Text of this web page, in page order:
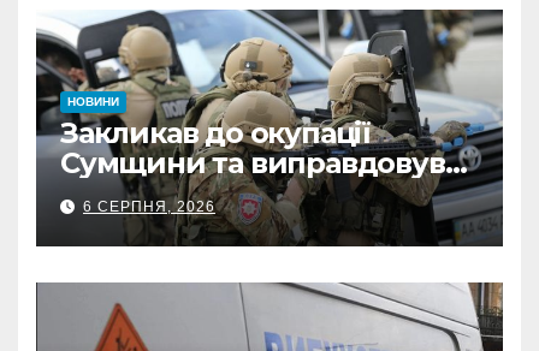
НОВИНИ
Закликав до окупації
Сумщини та виправдовував
обстріли: СБУ викрила
прокремлівського агітатора
з Охтирки
6 СЕРПНЯ, 2026